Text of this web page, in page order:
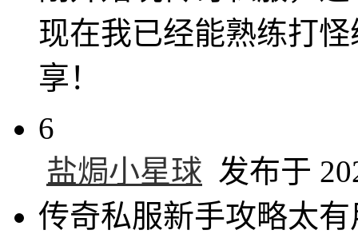
现在我已经能熟练打
享！
6
盐焗小星球 发布于
传奇私服新手攻略太